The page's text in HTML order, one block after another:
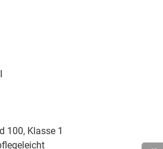
100, Klasse 1